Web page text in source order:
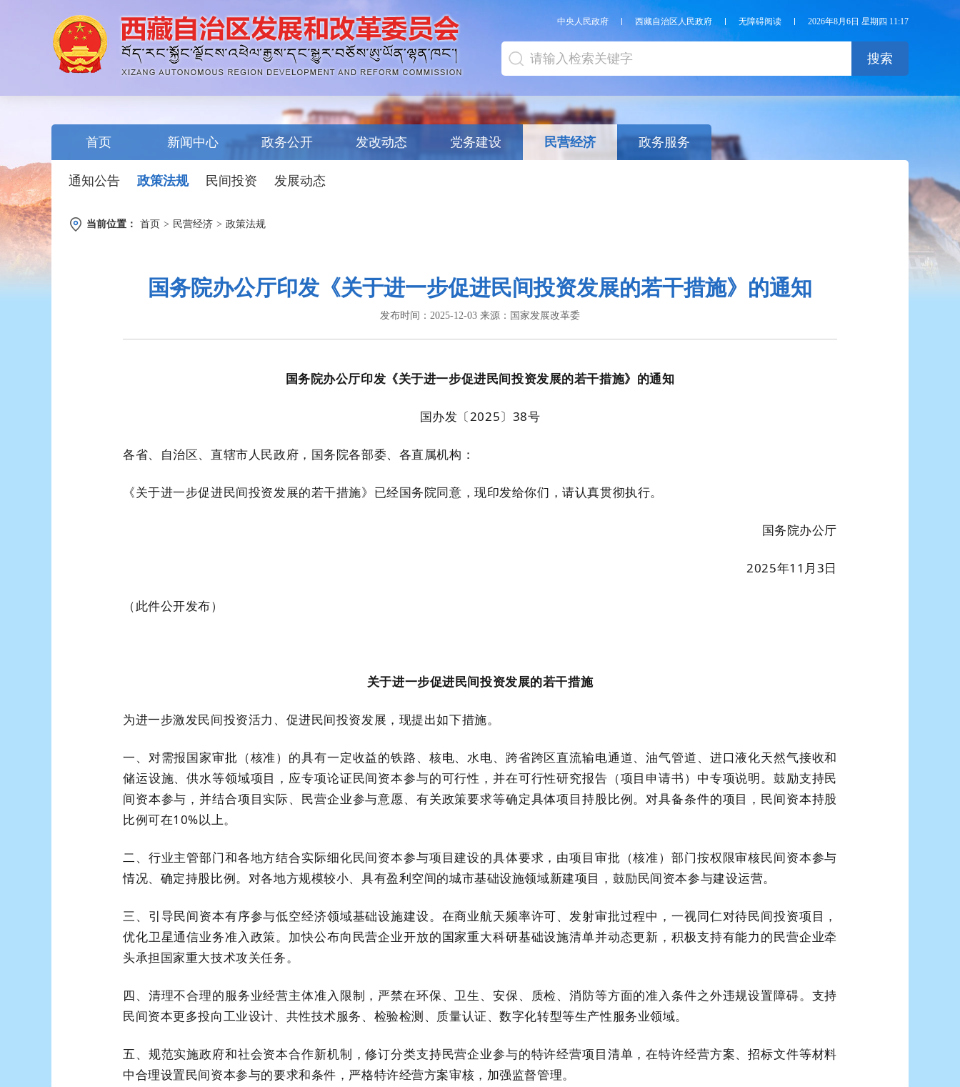
中央人民政府 西藏自治区人民政府 无障碍阅读 2026年8月6日 星期四 11:17
搜索
首页 新闻中心 政务公开 发改动态 党务建设 民营经济
通知公告 政策法规 民间投资 发展动态
政务服务
当前位置： 首页 > 民营经济 > 政策法规
国务院办公厅印发《关于进一步促进民间投资发展的若干措施》的通知
发布时间： 2025-12-03 来源： 国家发展改革委
国务院办公厅印发《关于进一步促进民间投资发展的若干措施》的通知
国办发〔2025〕38号
各省、自治区、直辖市人民政府，国务院各部委、各直属机构：
《关于进一步促进民间投资发展的若干措施》已经国务院同意，现印发给你们，请认真贯彻执行。
国务院办公厅
2025年11月3日
（此件公开发布）
关于进一步促进民间投资发展的若干措施
为进一步激发民间投资活力、促进民间投资发展，现提出如下措施。
一、对需报国家审批（核准）的具有一定收益的铁路、核电、水电、跨省跨区直流输电通道、油气管道、进口液化天然气接收和
储运设施、供水等领域项目，应专项论证民间资本参与的可行性，并在可行性研究报告（项目申请书）中专项说明。鼓励支持民
间资本参与，并结合项目实际、民营企业参与意愿、有关政策要求等确定具体项目持股比例。对具备条件的项目，民间资本持股
比例可在10%以上。
二、行业主管部门和各地方结合实际细化民间资本参与项目建设的具体要求，由项目审批（核准）部门按权限审核民间资本参与
情况、确定持股比例。对各地方规模较小、具有盈利空间的城市基础设施领域新建项目，鼓励民间资本参与建设运营。
三、引导民间资本有序参与低空经济领域基础设施建设。在商业航天频率许可、发射审批过程中，一视同仁对待民间投资项目，
优化卫星通信业务准入政策。加快公布向民营企业开放的国家重大科研基础设施清单并动态更新，积极支持有能力的民营企业牵
头承担国家重大技术攻关任务。
四、清理不合理的服务业经营主体准入限制，严禁在环保、卫生、安保、质检、消防等方面的准入条件之外违规设置障碍。支持
民间资本更多投向工业设计、共性技术服务、检验检测、质量认证、数字化转型等生产性服务业领域。
五、规范实施政府和社会资本合作新机制，修订分类支持民营企业参与的特许经营项目清单，在特许经营方案、招标文件等材料
中合理设置民间资本参与的要求和条件，严格特许经营方案审核，加强监督管理。